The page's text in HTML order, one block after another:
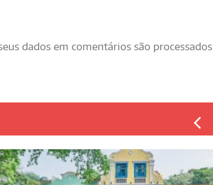
dados em comentários são processados